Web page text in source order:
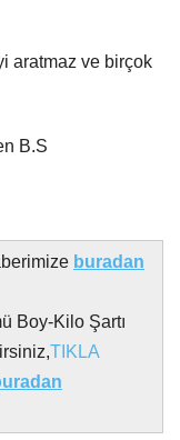
aratmaz ve birçok
B.S
buradan
Boy-Kilo Şartı
TIKLA